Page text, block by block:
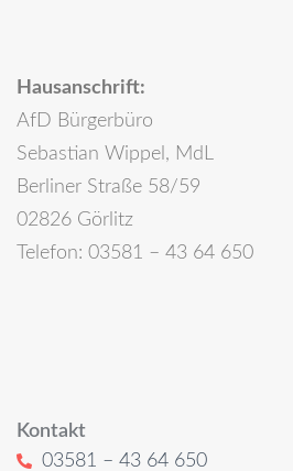
Hausanschrift:
AfD Bürgerbüro
Sebastian Wippel, MdL
Berliner Straße 58/59
02826 Görlitz
Telefon: 03581 – 43 64 650
Kontakt
03581 – 43 64 650